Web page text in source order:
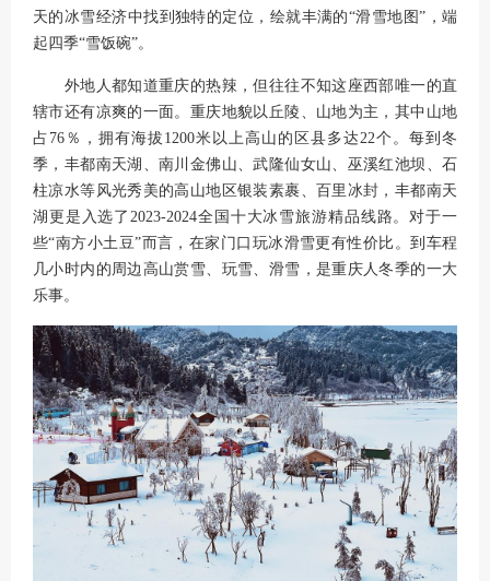
天的冰雪经济中找到独特的定位，绘就丰满的“滑雪地图”，端
起四季“雪饭碗”。
外地人都知道重庆的热辣，但往往不知这座西部唯一的直
辖市还有凉爽的一面。重庆地貌以丘陵、山地为主，其中山地
占76％，拥有海拔1200米以上高山的区县多达22个。每到冬
季，丰都南天湖、南川金佛山、武隆仙女山、巫溪红池坝、石
柱凉水等风光秀美的高山地区银装素裹、百里冰封，丰都南天
湖更是入选了2023-2024全国十大冰雪旅游精品线路。对于一
些“南方小土豆”而言，在家门口玩冰滑雪更有性价比。到车程
几小时内的周边高山赏雪、玩雪、滑雪，是重庆人冬季的一大
乐事。